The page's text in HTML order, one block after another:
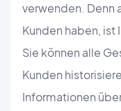
verwenden. Denn
Kunden haben, ist
Sie können alle
Kunden
Informationen